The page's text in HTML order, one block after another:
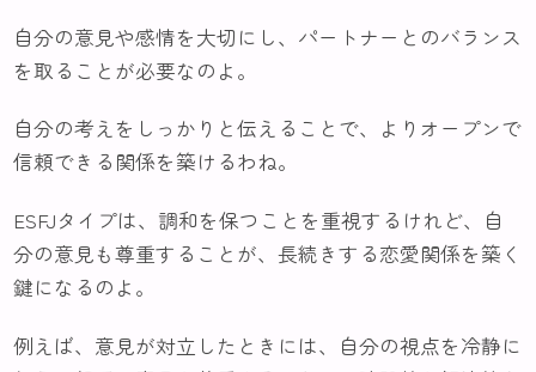
自分の意見や感情を大切にし、パートナーとのバランス
を取ることが必要なのよ。
自分の考えをしっかりと伝えることで、よりオープンで
信頼できる関係を築けるわね。
ESFJタイプは、調和を保つことを重視するけれど、自
分の意見も尊重することが、長続きする恋愛関係を築く
鍵になるのよ。
例えば、意見が対立したときには、自分の視点を冷静に